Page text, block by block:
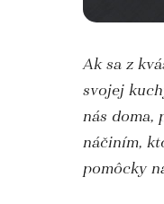
Ak sa z
svojej
nás doma,
náčiním,
pomôcky